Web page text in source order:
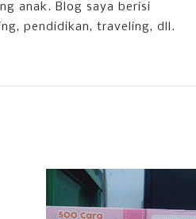
anak. Blog saya berisi
pendidikan, traveling, dll.